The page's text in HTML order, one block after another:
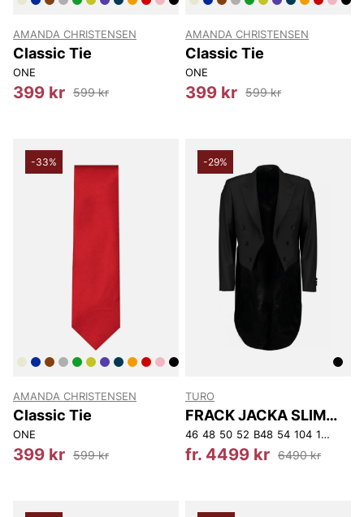
AMANDA CHRISTENSEN
Classic Tie
ONE
399 kr 599 kr
AMANDA CHRISTENSEN
Classic Tie
ONE
399 kr 599 kr
-33%
AMANDA CHRISTENSEN
Classic Tie
ONE
399 kr 599 kr
-29%
TURO
FRACK JACKA SLIM
FIT
46 48 50 52 B48 54 104 146
fr. 4499 kr 6490 kr